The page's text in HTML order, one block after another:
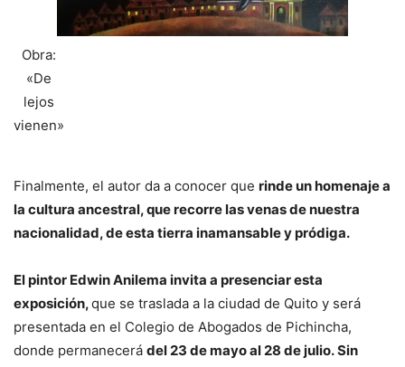
Obra:
«De
lejos
vienen»
Finalmente, el autor da a conocer que rinde un homenaje a
la cultura ancestral, que recorre las venas de nuestra
nacionalidad, de esta tierra inamansable y pródiga.
El pintor Edwin Anilema invita a presenciar esta
exposición,que se traslada a la ciudad de Quito y será
presentada en el Colegio de Abogados de Pichincha,
donde permanecerá del 23 de mayo al 28 de julio. Sin